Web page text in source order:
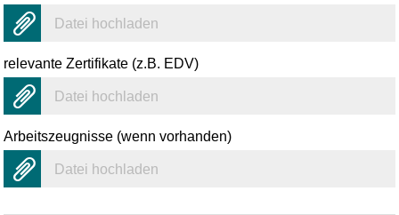
Datei hochladen
relevante Zertifikate (z.B. EDV)
Datei hochladen
Arbeitszeugnisse (wenn vorhanden)
Datei hochladen